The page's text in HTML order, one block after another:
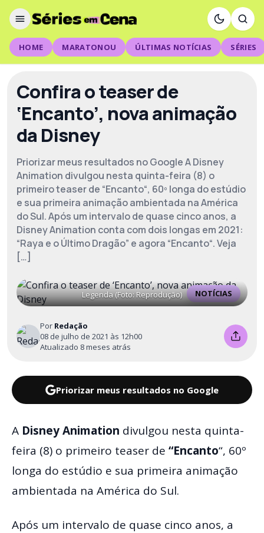
HOME MARATONOU ÚLTIMAS NOTÍCIAS SÉRIES
Confira o teaser de
‘Encanto’, nova animação
da Disney
Priorizar meus resultados no Google A Disney
Animation divulgou nesta quinta-feira (8) o
primeiro teaser de “Encanto“, 60º longa do estúdio
e sua primeira animação ambientada na América
do Sul. Após um intervalo de quase cinco anos, a
Disney Animation conta com dois longas em 2021:
“Raya e o Último Dragão” e agora “Encanto“. Veja
[…]
NOTÍCIAS
Legenda (Foto: Reprodução)
Por Redação
08 de julho de 2021 às 12h00
Atualizado 8 meses atrás
Priorizar meus resultados no Google
A Disney Animation divulgou nesta quinta-
feira (8) o primeiro teaser de “Encanto“, 60º
longa do estúdio e sua primeira animação
ambientada na América do Sul.
Após um intervalo de quase cinco anos, a